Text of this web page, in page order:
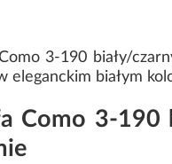
3-190 biały/
eleganckim białym
Como 3-190